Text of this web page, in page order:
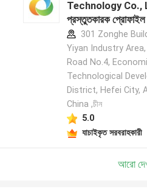
Technology Co.,
প্রস্তুতকারক প্রোফাইল
301 Zonghe
Yiyan Industry Area,
Road No.4,
Technological
District, Hefei City,
China ,চীন
5.0
যাচাইকৃত সরবরাহকারী
আরো